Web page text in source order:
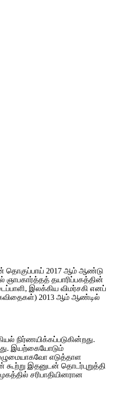
தொகுப்பாய் 2017 ஆம் ஆண்டு
தயாரிப்பகத்தின்
இலக்கிய விமர்சகி எனப்
கவிதைகள்) 2013 ஆம் ஆண்டில்
நிர்ணயிக்கப்படுகின்றது.
இயற்கையோடும்
எடுத்தாள
இதனுடன் தொடர்புறுத்தி
சரிபாதியினரான